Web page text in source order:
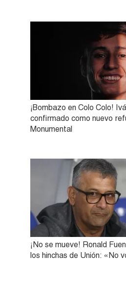
¡Bombazo en Colo Colo!
confirmado como nuevo
Monumental
¡No se mueve! Ronald
los hinchas de Unión: «No